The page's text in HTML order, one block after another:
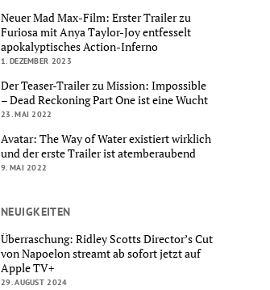
Neuer Mad Max-Film: Erster Trailer zu
Furiosa mit Anya Taylor-Joy entfesselt
apokalyptisches Action-Inferno
1. DEZEMBER 2023
Der Teaser-Trailer zu Mission: Impossible
– Dead Reckoning Part One ist eine Wucht
23. MAI 2022
Avatar: The Way of Water existiert wirklich
und der erste Trailer ist atemberaubend
9. MAI 2022
NEUIGKEITEN
Überraschung: Ridley Scotts Director’s Cut
von Napoelon streamt ab sofort jetzt auf
Apple TV+
29. AUGUST 2024